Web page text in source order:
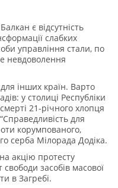
є відсутність
слабких
управління стали, по
невдоволення
інших країн. Варто
у столиці Республіки
21-річного хлопця
для
корумпованого,
серба Мілорада Додіка.
акцію протесту
засобів масової
в Загребі.